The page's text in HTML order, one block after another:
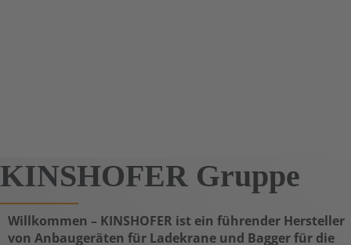
KINSHOFER Gruppe
Willkommen – KINSHOFER ist ein führender Hersteller
von Anbaugeräten für Ladekrane und Bagger für die